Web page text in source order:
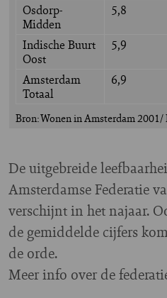
Osdorp-
Midden
5,8
Indische Buurt
Oost
5,9
Amsterdam
Totaal
6,9
Bron: Wonen in Amsterdam
De uitgebreide
Amsterdamse Federatie
verschijnt in het najaar.
de gemiddelde cijfers
de orde.
Meer info over de